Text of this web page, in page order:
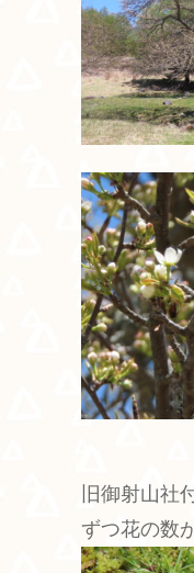
旧御射山社
ずつ花の数